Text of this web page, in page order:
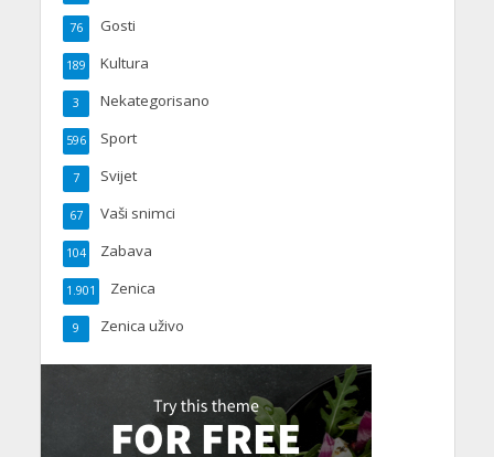
Gosti
76
Kultura
189
Nekategorisano
3
Sport
596
Svijet
7
Vaši snimci
67
Zabava
104
Zenica
1.901
Zenica uživo
9